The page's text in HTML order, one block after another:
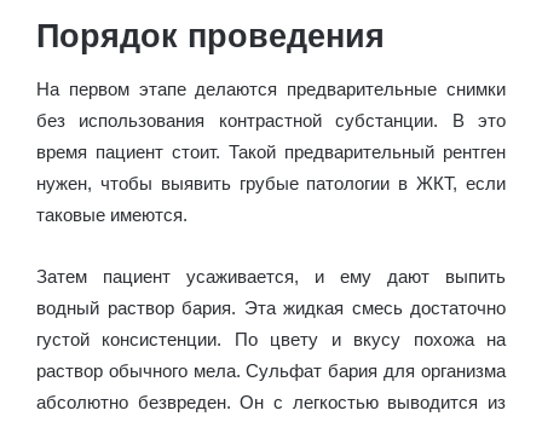
Порядок проведения
На первом этапе делаются предварительные снимки
без использования контрастной субстанции. В это
время пациент стоит. Такой предварительный рентген
нужен, чтобы выявить грубые патологии в ЖКТ, если
таковые имеются.
Затем пациент усаживается, и ему дают выпить
водный раствор бария. Эта жидкая смесь достаточно
густой консистенции. По цвету и вкусу похожа на
раствор обычного мела. Сульфат бария для организма
абсолютно безвреден. Он с легкостью выводится из